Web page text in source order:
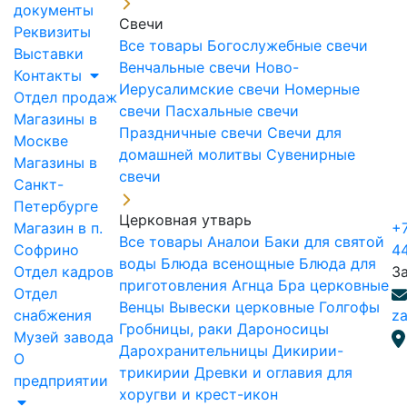
документы
Реквизиты
Выставки
Контакты
Отдел продаж
Магазины в
Москве
Магазины в
Санкт-
Петербурге
Магазин в п.
Софрино
Отдел кадров
Отдел
снабжения
Музей завода
О
предприятии
Свечи
Все товары Богослужебные свечи
Венчальные свечи Ново-
Иерусалимские свечи Номерные
свечи Пасхальные свечи
Праздничные свечи Свечи для
домашней молитвы Сувенирные
свечи
Церковная утварь
Все товары Аналои Баки для святой
воды Блюда всенощные Блюда для
приготовления Агнца Бра церковные
Венцы Вывески церковные Голгофы
Гробницы, раки Дароносицы
Дарохранительницы Дикирии-
трикирии Древки и оглавия для
хоругви и крест-икон